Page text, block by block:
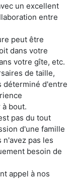
un excellent
entre
peut être
dans votre
votre gîte, etc.
de taille,
déterminé d'entre
bout.
pas du tout
d'une famille
pas les
besoin de
appel à nos